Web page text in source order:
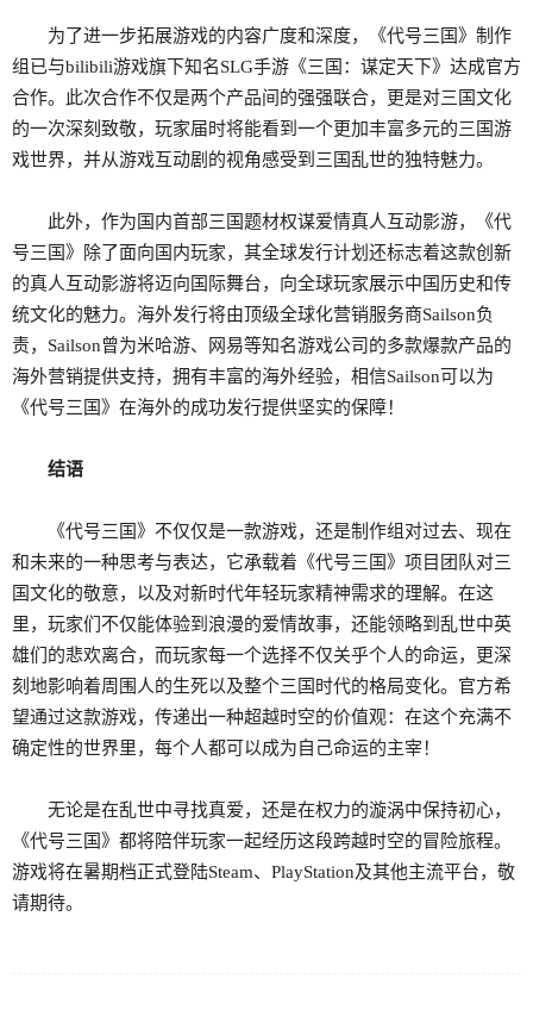
为了进一步拓展游戏的内容广度和深度，《代号三国》制作
组已与bilibili游戏旗下知名SLG手游《三国：谋定天下》达成官方
合作。此次合作不仅是两个产品间的强强联合，更是对三国文化
的一次深刻致敬，玩家届时将能看到一个更加丰富多元的三国游
戏世界，并从游戏互动剧的视角感受到三国乱世的独特魅力。
此外，作为国内首部三国题材权谋爱情真人互动影游，《代
号三国》除了面向国内玩家，其全球发行计划还标志着这款创新
的真人互动影游将迈向国际舞台，向全球玩家展示中国历史和传
统文化的魅力。海外发行将由顶级全球化营销服务商Sailson负
责，Sailson曾为米哈游、网易等知名游戏公司的多款爆款产品的
海外营销提供支持，拥有丰富的海外经验，相信Sailson可以为
《代号三国》在海外的成功发行提供坚实的保障！
结语
《代号三国》不仅仅是一款游戏，还是制作组对过去、现在
和未来的一种思考与表达，它承载着《代号三国》项目团队对三
国文化的敬意，以及对新时代年轻玩家精神需求的理解。在这
里，玩家们不仅能体验到浪漫的爱情故事，还能领略到乱世中英
雄们的悲欢离合，而玩家每一个选择不仅关乎个人的命运，更深
刻地影响着周围人的生死以及整个三国时代的格局变化。官方希
望通过这款游戏，传递出一种超越时空的价值观：在这个充满不
确定性的世界里，每个人都可以成为自己命运的主宰！
无论是在乱世中寻找真爱，还是在权力的漩涡中保持初心，
《代号三国》都将陪伴玩家一起经历这段跨越时空的冒险旅程。
游戏将在暑期档正式登陆Steam、PlayStation及其他主流平台，敬
请期待。